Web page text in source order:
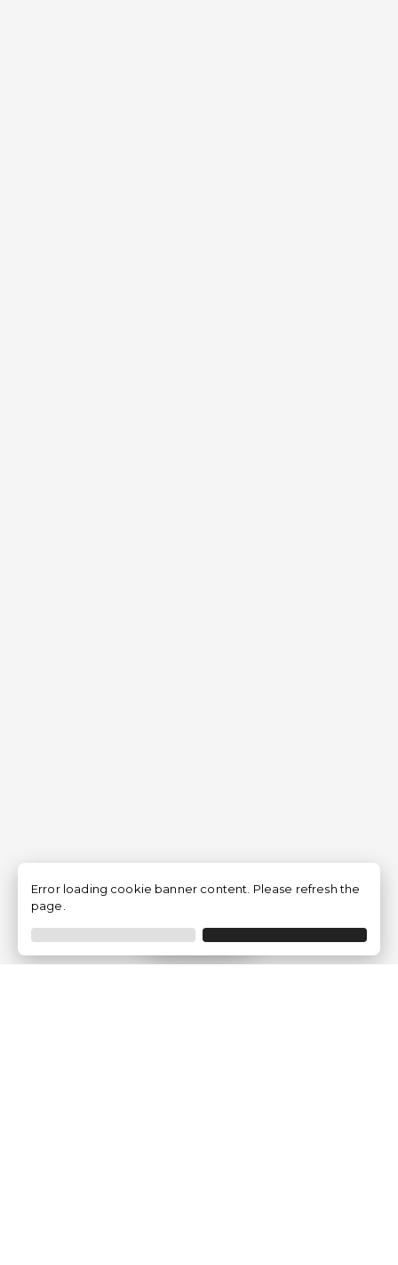
Filtrar
Error loading cookie banner content. Please refresh the
page.